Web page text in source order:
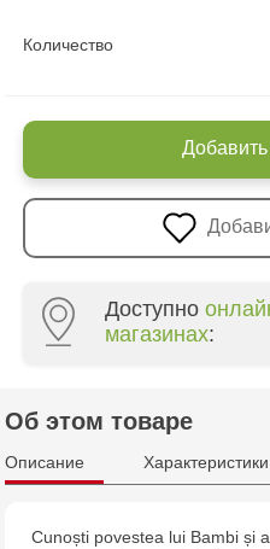
Количество
Добавить
Доступно
магазинах:
Multistore Centru - bd.
Об этом товаре
Описание Характеристики
Cunoști povestea lui Bambi și